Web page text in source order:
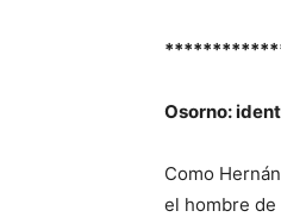
Osorno:
Como
el hombre